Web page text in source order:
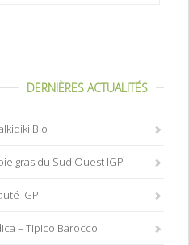
DERNIÈRES ACTUALITÉS
Bio
gras du Sud Ouest IGP
IGP
– Tipico Barocco